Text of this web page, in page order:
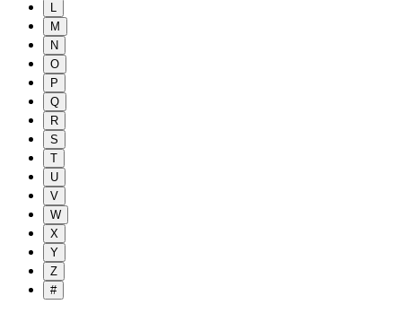
L
M
N
O
P
Q
R
S
T
U
V
W
X
Y
Z
#